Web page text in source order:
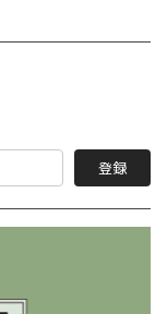
登録